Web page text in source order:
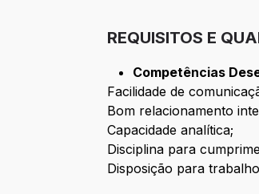
REQUISITOS E
Competências
Facilidade de
Bom relacionamento
Capacidade analítica;
Disciplina para
Disposição para